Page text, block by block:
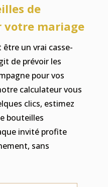
de
votre mariage
un vrai casse-
de prévoir les
pour vos
calculateur vous
clics, estimez
bouteilles
invité profite
sans